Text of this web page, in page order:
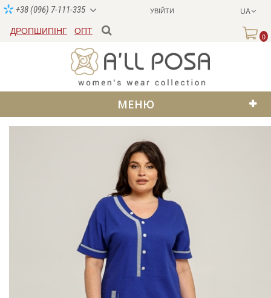
УВІЙТИ UA
+38 (096) 7-111-335
ДРОПШИПІНГ ОПТ
0
МЕНЮ